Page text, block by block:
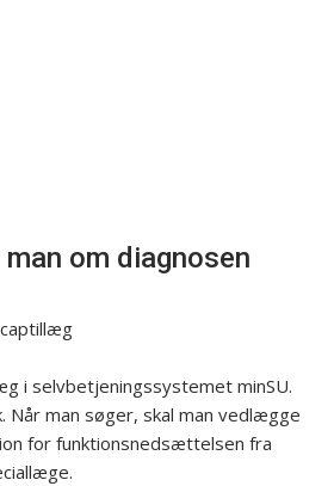
om diagnosen
i selvbetjeningssystemet minSU.
Når man søger, skal man vedlægge
for funktionsnedsættelsen fra